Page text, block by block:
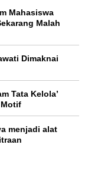
Mahasiswa
Malah
Dimaknai
Tata Kelola’
Motif
menjadi alat